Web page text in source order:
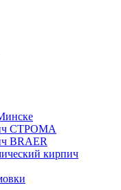
СТРОМА
BRAER
кирпич